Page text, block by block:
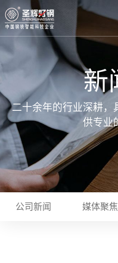
新
二十余年的行业深耕，
供专业
公司新闻 媒体聚焦